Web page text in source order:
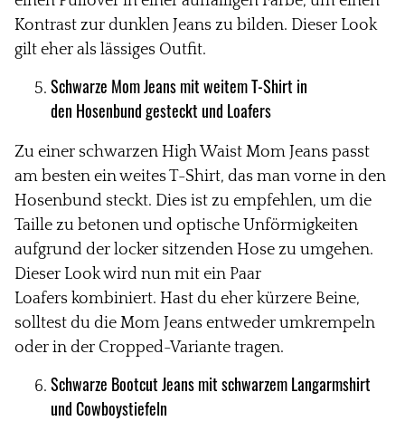
Kontrast zur dunklen Jeans zu bilden. Dieser Look
gilt eher als lässiges Outfit.
Schwarze Mom Jeans mit weitem T-Shirt in
den Hosenbund gesteckt und Loafers
Zu einer schwarzen High Waist Mom Jeans passt
am besten ein weites T-Shirt, das man vorne in den
Hosenbund steckt. Dies ist zu empfehlen, um die
Taille zu betonen und optische Unförmigkeiten
aufgrund der locker sitzenden Hose zu umgehen.
Dieser Look wird nun mit ein Paar
Loafers kombiniert. Hast du eher kürzere Beine,
solltest du die Mom Jeans entweder umkrempeln
oder in der Cropped-Variante tragen.
Schwarze Bootcut Jeans mit schwarzemLangarmshirt
und Cowboystiefeln